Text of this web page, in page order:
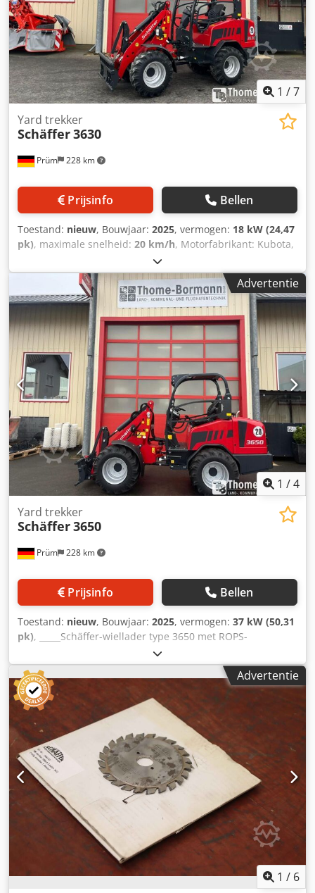
1 /7
Prüm 228 km
Yard trekker
Schäffer3630
Prijsinfo Bellen
Toestand: nieuw, Bouwjaar: 2025, vermogen: 18 kW (24,47
pk), maximale snelheid: 20 km/h, Motorfabrikant: Kubota,
motortype: diesel. Schäffer-wiellader type 3630 met ROPS-
beschermingsframe voor de bestuurder. Kubota-
dieselmotor D1703M-DI, 18 kW = 25 pk. Achtergewicht-
eindplaat, hydraulische gereedschapsvergrendeling,
steunsysteem, hydraulische snelgang 20 km/u. Inclusief
bedieningshandleiding. Extra uitrusting: Koffergewicht 95
kg. Hydraulische aansluitingen, uitgevoerd als
steekkoppelingen. Voorbereiding voor
verlichtingsinstallatie – compleet. Stuurkolom voor
verlichting. Kabels naar achteren voor achterlichten.
Werklampenset LED, 800 lumen (2x voor en 1x achter).
Trekhaak met bout en spanogen. Standaardbanden:
10.0/75-15.3 AS ET -40. Opnameframe Euro-WS.
Hydraulische vergrendeling. Locatie: null. Chedszp
Anaopfx Ab Aea
Advertentie
1 /4
Prüm 228 km
Yard trekker
Schäffer3650
Prijsinfo Bellen
Toestand: nieuw, Bouwjaar: 2025, vermogen: 37 kW (50,31
pk), _____Schäffer-wiellader type 3650 met ROPS-
beschermingsbeugel voor de bestuurder Kubota-
dieselmotor D1803-CR-T3 Vermogen: 37 kW = 50 pk
Achtergewichtplaat Snelgang 20 km/u Hydraulische
gereedschapsvergrendeling Chedpfxjx Evdvj Ab Aja
Terugvalbeveiligingssysteem Inclusief handleiding
Speciale uitrusting: Koffer-gewicht 100 kg Hydraulische
aansluitingen met stekkerverbindingen
Verlichtingsinstallatie TÜV-goedkeuringsrapport voor
werkmachines (zelfrijdend < 25 km/u)
(Verlichtingsinstallatie conform StVZO vereist) Set
werklampen LED 800 lumen (2x voor en 1x achter)
Trekhaak met bout en bevestigingsogen Banden 15.0/55-17
AS, 6-gaats, ET -45 Opnameframe Euro-WS, hydraulische
vergrendeling Locatie: null
Advertentie
1 / 6